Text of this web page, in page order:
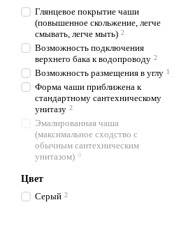
Глянцевое покрытие чаши
(повышенное скольжение, легче
смывать, легче мыть) 2
Возможность подключения
верхнего бака к водопроводу 2
Возможность размещения в углу 1
Форма чаши приближена к
стандартному сантехническому
унитазу 2
Эмалированная чаша
(максимальное сходство с
обычным сантехническим
унитазом) 0
Цвет
Серый 2